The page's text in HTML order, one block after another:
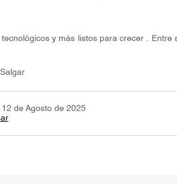
y más listos para crecer . Entre
12 de Agosto de 2025